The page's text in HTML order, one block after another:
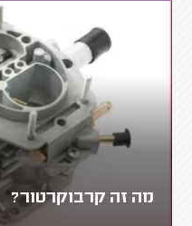
מה זה קרבוקרטור?